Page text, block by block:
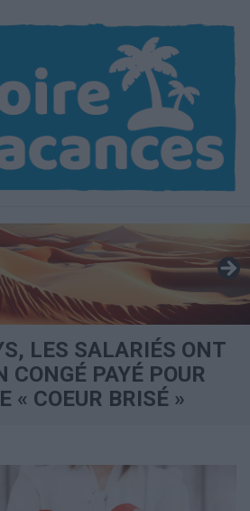
LES SALARIÉS ONT
CONGÉ PAYÉ POUR
« COEUR BRISÉ »